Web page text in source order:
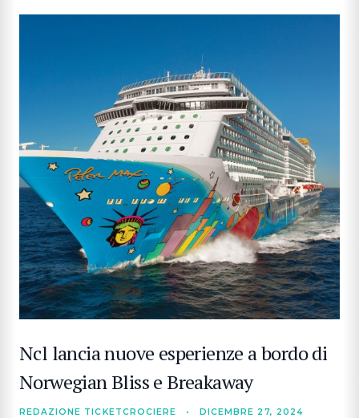
Ncl lancia nuove esperienze a bordo di
Norwegian Bliss e Breakaway
REDAZIONE TICKETCROCIERE • DICEMBRE 27, 2024